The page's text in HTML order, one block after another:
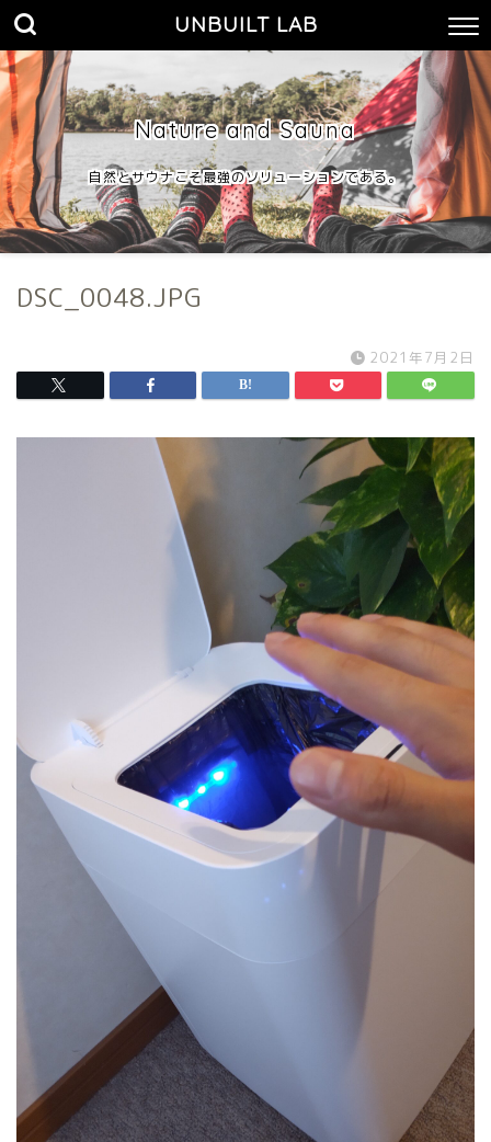
UNBUILT LAB
Nature and Sauna
自然とサウナこそ最強のソリューションである。
DSC_0048.JPG
2021年7月2日